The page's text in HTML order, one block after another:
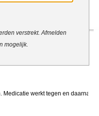
Medicatie werkt tegen en
verstrekt. Afmelden
mogelijk.